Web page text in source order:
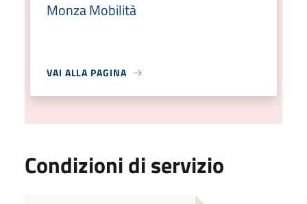
Monza Mobilità
VAI ALLA PAGINA
Condizioni di servizio